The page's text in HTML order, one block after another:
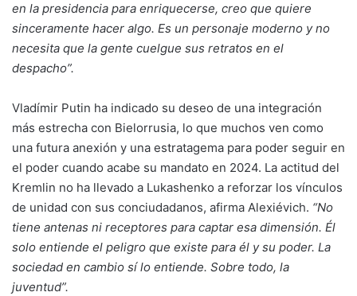
en la presidencia para enriquecerse, creo que quiere
sinceramente hacer algo. Es un personaje moderno y no
necesita que la gente cuelgue sus retratos en el
despacho”.
Vladímir Putin ha indicado su deseo de una integración
más estrecha con Bielorrusia, lo que muchos ven como
una futura anexión y una estratagema para poder seguir en
el poder cuando acabe su mandato en 2024. La actitud del
Kremlin no ha llevado a Lukashenko a reforzar los vínculos
de unidad con sus conciudadanos, afirma Alexiévich. “No
tiene antenas ni receptores para captar esa dimensión. Él
solo entiende el peligro que existe para él y su poder. La
sociedad en cambio sí lo entiende. Sobre todo, la
juventud”.